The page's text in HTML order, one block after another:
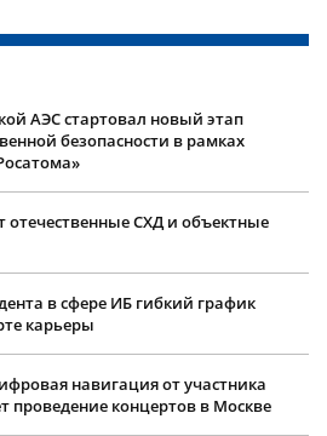
АЭС стартовал новый этап
безопасности в рамках
СХД и объектные
в сфере ИБ гибкий график
карьеры
навигация от участника
проведение концертов в Москве